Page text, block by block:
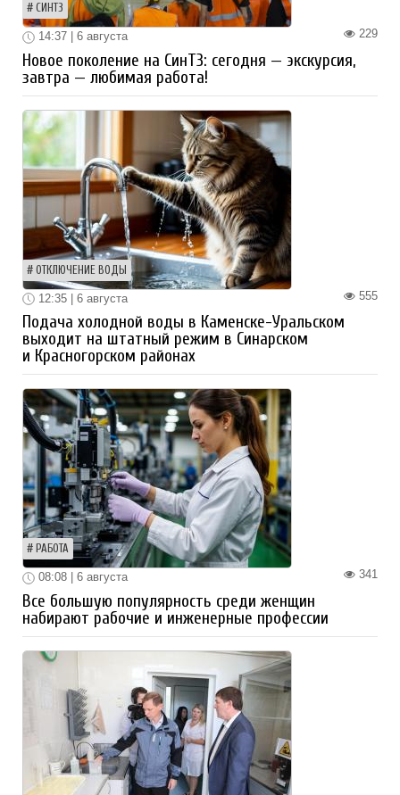
СИНТЗ
229
14:37 | 6 августа
Новое поколение на СинТЗ: сегодня — экскурсия,
завтра — любимая работа!
ОТКЛЮЧЕНИЕ ВОДЫ
555
12:35 | 6 августа
Подача холодной воды в Каменске-Уральском
выходит на штатный режим в Синарском
и Красногорском районах
РАБОТА
341
08:08 | 6 августа
Все большую популярность среди женщин
набирают рабочие и инженерные профессии